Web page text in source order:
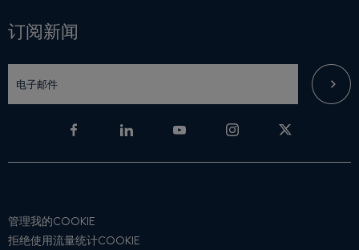
订阅新闻
管理我的COOKIE
拒绝使用流量统计COOKIE